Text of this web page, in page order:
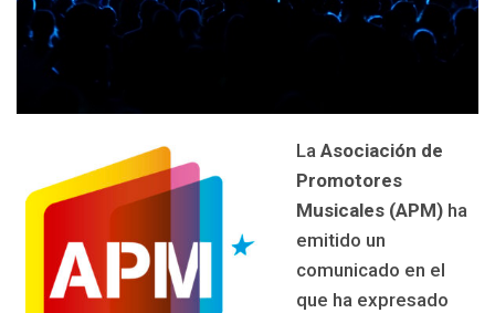
La Asociación de
Promotores
Musicales (APM)ha
emitido un
comunicado en el
que ha expresado